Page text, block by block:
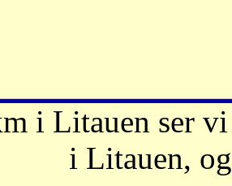
i Litauen ser
i Litauen,